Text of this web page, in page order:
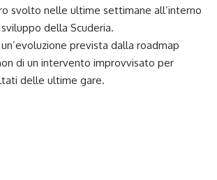
svolto nelle ultime settimane all’interno
della Scuderia.
prevista dalla roadmap
di un intervento improvvisato per
delle ultime gare.